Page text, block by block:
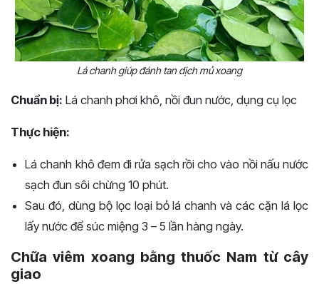
Lá chanh giúp đánh tan dịch mủ xoang
Chuẩn bị: Lá chanh phơi khô, nồi đun nước, dụng cụ lọc
Thực hiện:
Lá chanh khô đem đi rửa sạch rồi cho vào nồi nấu nước
sạch đun sôi chừng 10 phút.
Sau đó, dùng bộ lọc loại bỏ lá chanh và các cặn lá lọc
lấy nước để súc miệng 3 – 5 lần hàng ngày.
Chữa viêm xoang bằng thuốc Nam từ cây
giao